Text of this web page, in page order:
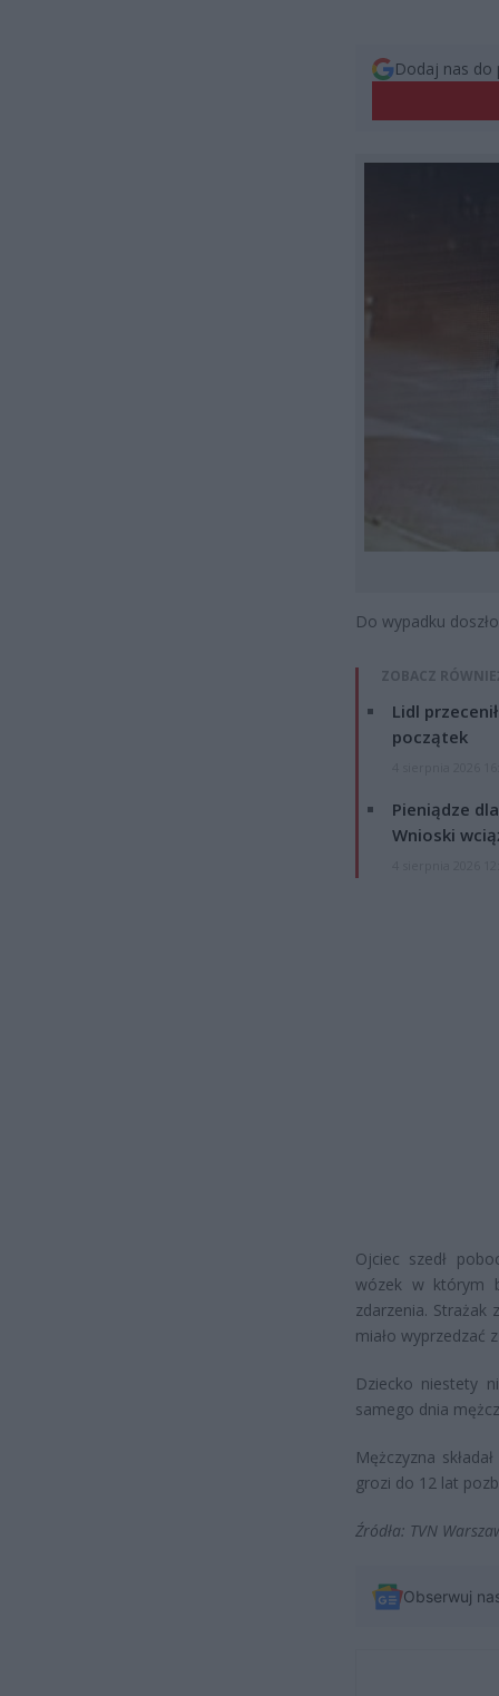
Dodaj nas do
Do wypadku
ZOBACZ
Lidl
początek
Pieniądze
Wnioski
Ojciec szedł
wózek w którym
zdarzenia. Strażak
miało wyprzedzać
Dziecko niestety
samego dnia
Mężczyzna
grozi do 12 lat
Źródła: TVN
Obserwuj